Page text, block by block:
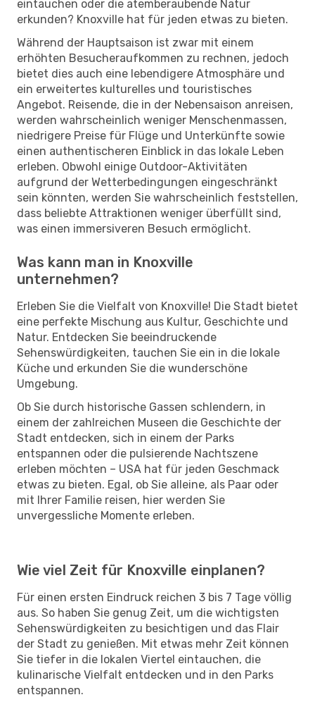
eintauchen oder die atemberaubende Natur
erkunden? Knoxville hat für jeden etwas zu bieten.
Während der Hauptsaison ist zwar mit einem
erhöhten Besucheraufkommen zu rechnen, jedoch
bietet dies auch eine lebendigere Atmosphäre und
ein erweitertes kulturelles und touristisches
Angebot. Reisende, die in der Nebensaison anreisen,
werden wahrscheinlich weniger Menschenmassen,
niedrigere Preise für Flüge und Unterkünfte sowie
einen authentischeren Einblick in das lokale Leben
erleben. Obwohl einige Outdoor-Aktivitäten
aufgrund der Wetterbedingungen eingeschränkt
sein könnten, werden Sie wahrscheinlich feststellen,
dass beliebte Attraktionen weniger überfüllt sind,
was einen immersiveren Besuch ermöglicht.
Was kann man in Knoxville
unternehmen?
Erleben Sie die Vielfalt von Knoxville! Die Stadt bietet
eine perfekte Mischung aus Kultur, Geschichte und
Natur. Entdecken Sie beeindruckende
Sehenswürdigkeiten, tauchen Sie ein in die lokale
Küche und erkunden Sie die wunderschöne
Umgebung.
Ob Sie durch historische Gassen schlendern, in
einem der zahlreichen Museen die Geschichte der
Stadt entdecken, sich in einem der Parks
entspannen oder die pulsierende Nachtszene
erleben möchten – USA hat für jeden Geschmack
etwas zu bieten. Egal, ob Sie alleine, als Paar oder
mit Ihrer Familie reisen, hier werden Sie
unvergessliche Momente erleben.
Wie viel Zeit für Knoxville einplanen?
Für einen ersten Eindruck reichen 3 bis 7 Tage völlig
aus. So haben Sie genug Zeit, um die wichtigsten
Sehenswürdigkeiten zu besichtigen und das Flair
der Stadt zu genießen. Mit etwas mehr Zeit können
Sie tiefer in die lokalen Viertel eintauchen, die
kulinarische Vielfalt entdecken und in den Parks
entspannen.